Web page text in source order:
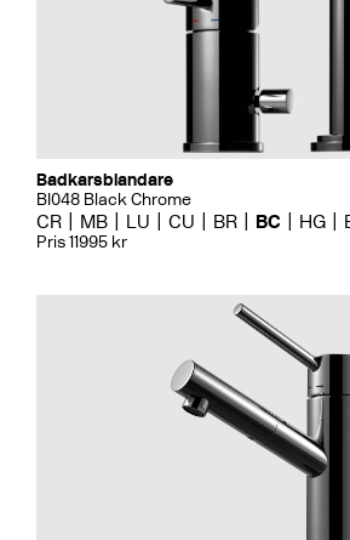
Badkarsblandare
BI048 Black Chrome
CR MB LU CU BR BC HG
Pris 11995 kr